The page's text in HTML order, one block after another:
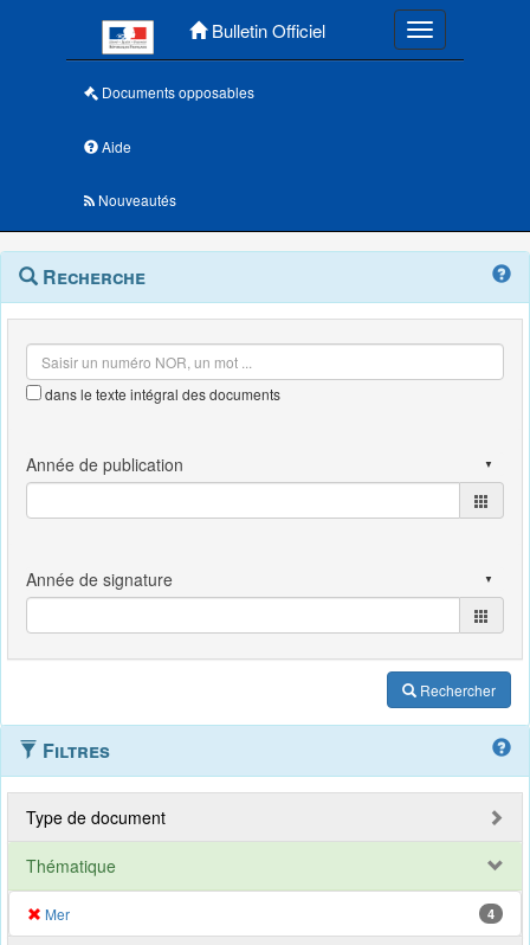
Bulletin Officiel Toggle
Documents opposables
Aide
Nouveautés
Navigation
outils
Menu
contextuel
Recherche
dans le texte intégral des documents
Rechercher
Filtres
Type de document
Thématique
Mer 4